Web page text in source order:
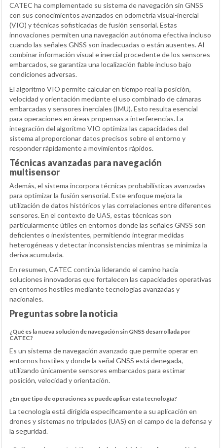
CATEC ha complementado su sistema de navegación sin GNSS
con sus conocimientos avanzados en odometría visual-inercial
(VIO) y técnicas sofisticadas de fusión sensorial. Estas
innovaciones permiten una navegación autónoma efectiva incluso
cuando las señales GNSS son inadecuadas o están ausentes. Al
combinar información visual e inercial procedente de los sensores
embarcados, se garantiza una localización fiable incluso bajo
condiciones adversas.
El algoritmo VIO permite calcular en tiempo real la posición,
velocidad y orientación mediante el uso combinado de cámaras
embarcadas y sensores inerciales (IMU). Esto resulta esencial
para operaciones en áreas propensas a interferencias. La
integración del algoritmo VIO optimiza las capacidades del
sistema al proporcionar datos precisos sobre el entorno y
responder rápidamente a movimientos rápidos.
Técnicas avanzadas para navegación
multisensor
Además, el sistema incorpora técnicas probabilísticas avanzadas
para optimizar la fusión sensorial. Este enfoque mejora la
utilización de datos históricos y las correlaciones entre diferentes
sensores. En el contexto de UAS, estas técnicas son
particularmente útiles en entornos donde las señales GNSS son
deficientes o inexistentes, permitiendo integrar medidas
heterogéneas y detectar inconsistencias mientras se minimiza la
deriva acumulada.
En resumen, CATEC continúa liderando el camino hacia
soluciones innovadoras que fortalecen las capacidades operativas
en entornos hostiles mediante tecnologías avanzadas y
nacionales.
Preguntas sobre la noticia
¿Qué es la nueva solución de navegación sin GNSS desarrollada por
CATEC?
Es un sistema de navegación avanzado que permite operar en
entornos hostiles y donde la señal GNSS está denegada,
utilizando únicamente sensores embarcados para estimar
posición, velocidad y orientación.
¿En qué tipo de operaciones se puede aplicar esta tecnología?
La tecnología está dirigida específicamente a su aplicación en
drones y sistemas no tripulados (UAS) en el campo de la defensa y
la seguridad.